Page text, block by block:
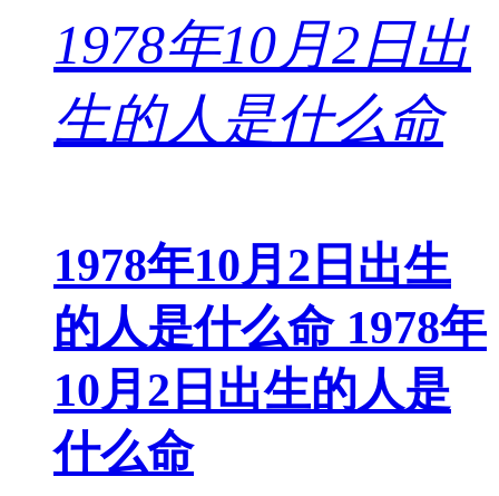
1978年10月2日出生
的人是什么命 1978年
10月2日出生的人是
什么命